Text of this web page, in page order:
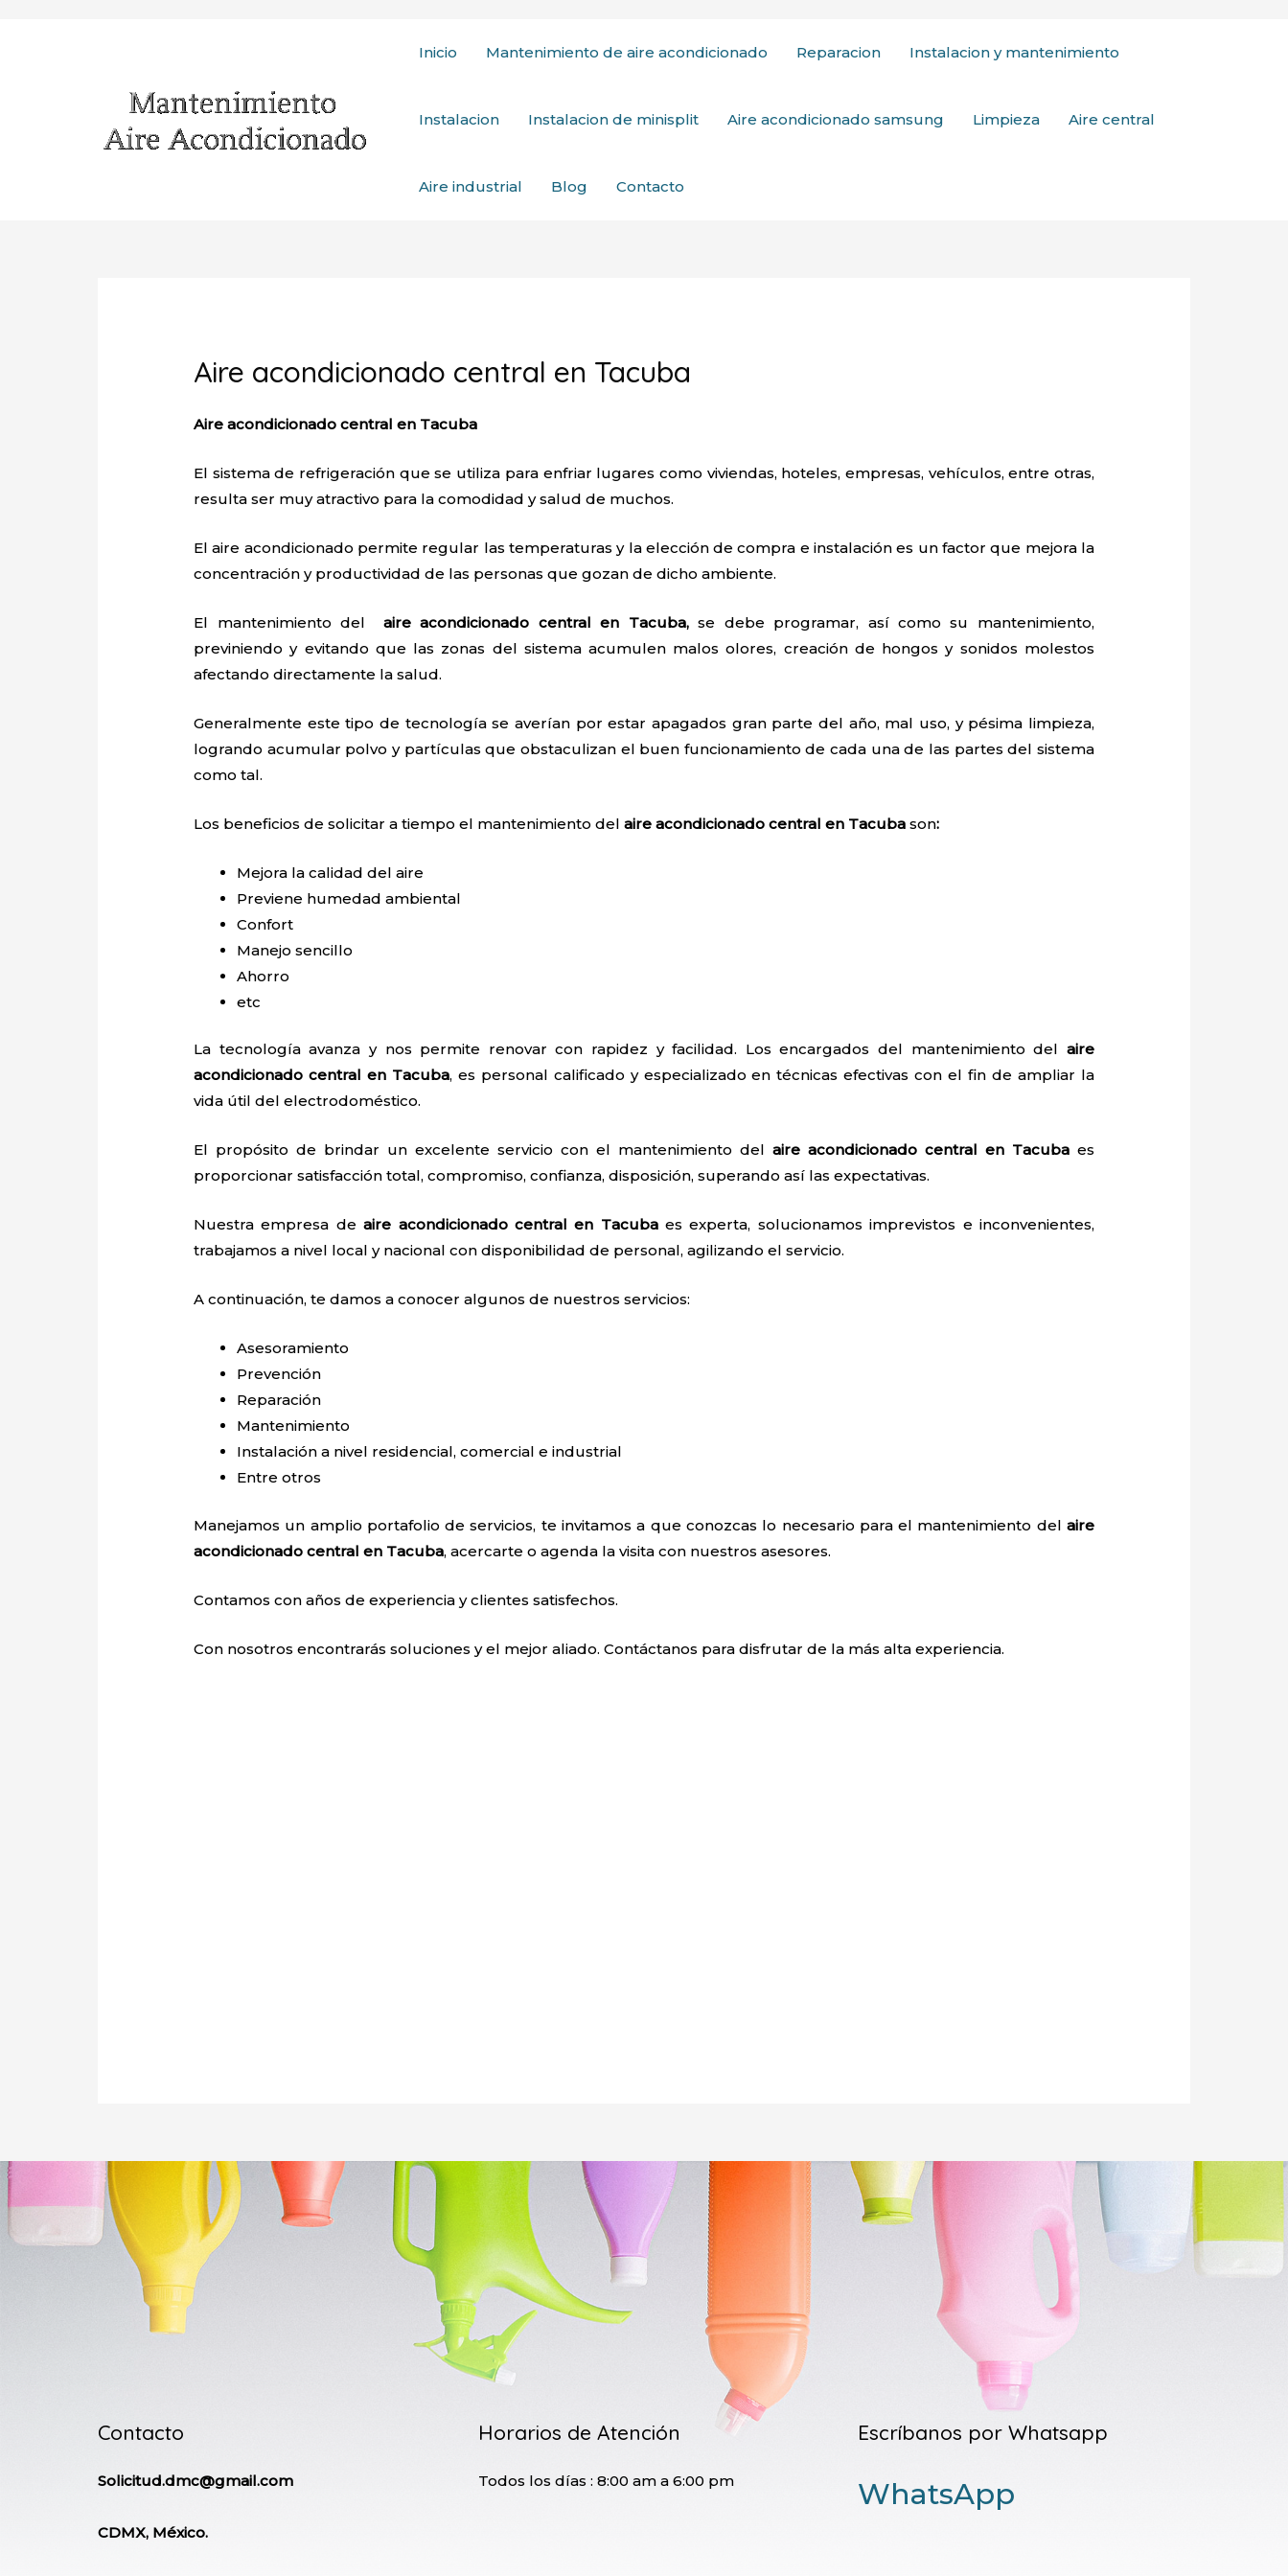
Inicio Mantenimiento de aire acondicionado Reparacion Instalacion y mantenimiento
Instalacion Instalacion de minisplit Aire acondicionado samsung Limpieza Aire central
Aire industrial Blog Contacto
Aire acondicionado central en Tacuba
Aire acondicionado central en Tacuba
El sistema de refrigeración que se utiliza para enfriar lugares como viviendas, hoteles, empresas, vehículos, entre otras,
resulta ser muy atractivo para la comodidad y salud de muchos.
El aire acondicionado permite regular las temperaturas y la elección de compra e instalación es un factor que mejora la
concentración y productividad de las personas que gozan de dicho ambiente.
El mantenimiento del aire acondicionado central en Tacuba,se debe programar, así como su mantenimiento,
previniendo y evitando que las zonas del sistema acumulen malos olores, creación de hongos y sonidos molestos
afectando directamente la salud.
Generalmente este tipo de tecnología se averían por estar apagados gran parte del año, mal uso, y pésima limpieza,
logrando acumular polvo y partículas que obstaculizan el buen funcionamiento de cada una de las partes del sistema
como tal.
Los beneficios de solicitar a tiempo el mantenimiento delaire acondicionado central en Tacubason:
Mejora la calidad del aire
Previene humedad ambiental
Confort
Manejo sencillo
Ahorro
etc
La tecnología avanza y nos permite renovar con rapidez y facilidad. Los encargados del mantenimiento del aire
acondicionado central en Tacuba, es personal calificado y especializado en técnicas efectivas con el fin de ampliar la
vida útil del electrodoméstico.
El propósito de brindar un excelente servicio con el mantenimiento del aire acondicionado central en Tacubaes
proporcionar satisfacción total, compromiso, confianza, disposición, superando así las expectativas.
Nuestra empresa deaire acondicionado central en Tacubaes experta, solucionamos imprevistos e inconvenientes,
trabajamos a nivel local y nacional con disponibilidad de personal, agilizando el servicio.
A continuación, te damos a conocer algunos de nuestros servicios:
Asesoramiento
Prevención
Reparación
Mantenimiento
Instalación a nivel residencial, comercial e industrial
Entre otros
Manejamos un amplio portafolio de servicios, te invitamos a que conozcas lo necesario para el mantenimiento del aire
acondicionado central en Tacuba, acercarte o agenda la visita con nuestros asesores.
Contamos con años de experiencia y clientes satisfechos.
Con nosotros encontrarás soluciones y el mejor aliado. Contáctanos para disfrutar de la más alta experiencia.
Contacto
Solicitud.dmc@gmail.com
CDMX, México.
Horarios de Atención
Todos los días : 8:00 am a 6:00 pm
Escríbanos por Whatsapp
WhatsApp